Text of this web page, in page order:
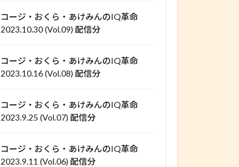
コージ・おくら・あけみんのIQ革命
2023.10.30 (Vol.09) 配信分
コージ・おくら・あけみんのIQ革命
2023.10.16 (Vol.08) 配信分
コージ・おくら・あけみんのIQ革命
2023.9.25 (Vol.07) 配信分
コージ・おくら・あけみんのIQ革命
2023.9.11 (Vol.06) 配信分